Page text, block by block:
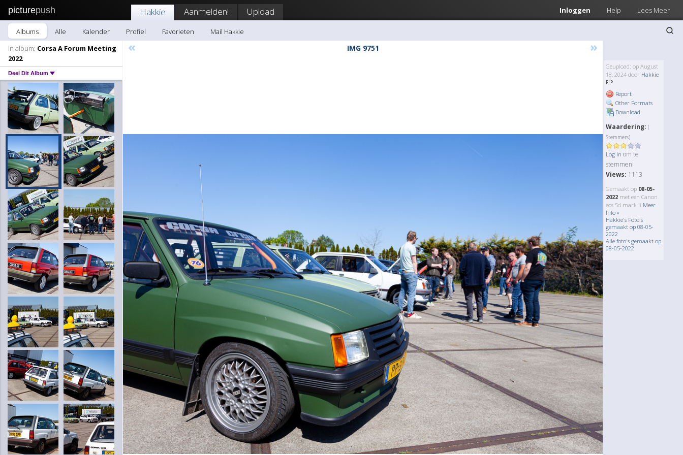
picturepush Inloggen Help Lees Meer
Hakkie Aanmelden! Upload
Albums Alle Kalender Profiel Favorieten
Mail Hakkie
In album: Corsa A Forum Meeting
2022
Deel Dit Album
« IMG 9751 »
Geupload: op August
18, 2024 door Hakkie
Report
Other Formats
Download
Waardering: (
Stemmers)
Log in om te
stemmen!
Views: 1113
Gemaakt op 08-05-
2022 met een Canon
eos 5d mark ii Meer
Info »
Hakkie's Foto's
gemaakt op 08-05-
2022
Alle foto's gemaakt op
08-05-2022